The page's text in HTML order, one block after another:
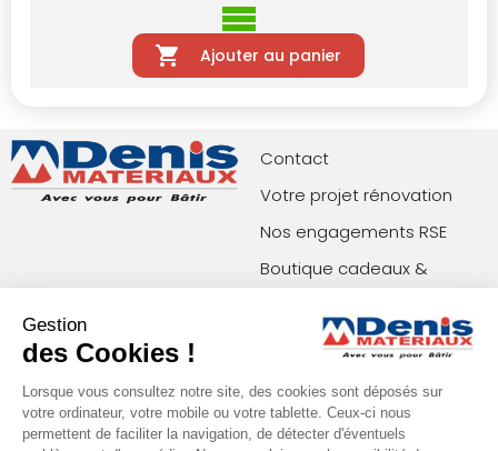
Ajouter au panier
Contact
Votre projet rénovation
Nos engagements RSE
Boutique cadeaux &
Index égalité femmes-
Paiements acceptés Restons en contact !
Gestion
des Cookies !
Lorsque vous consultez notre site, des cookies sont déposés sur
votre ordinateur, votre mobile ou votre tablette. Ceux-ci nous
permettent de faciliter la navigation, de détecter d'éventuels